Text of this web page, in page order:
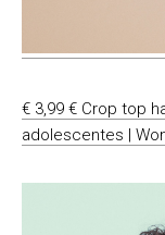
€ 3,99 € Crop top
adolescentes |